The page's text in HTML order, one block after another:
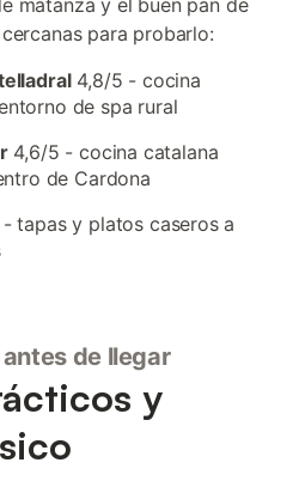
matanza y el buen pan de
para probarlo:
4,8/5 - cocina
de spa rural
4,6/5 - cocina catalana
de Cardona
tapas y platos caseros a
de llegar
y